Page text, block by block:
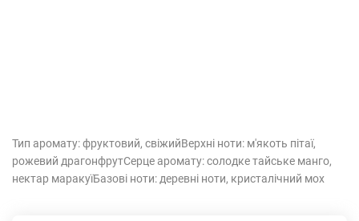
Тип аромату: фруктовий, свіжий​ Верхні ноти: м'якоть пітаї,
рожевий драгонфрут​ Серце аромату: солодке тайське манго,
нектар маракуї​ Базові ноти: деревні ноти, кристалічний мох